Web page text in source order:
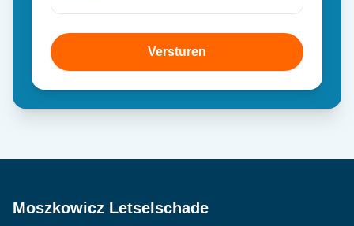
Versturen
Moszkowicz Letselschade